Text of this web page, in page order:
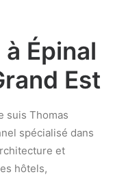
Épinal
Est
suis Thomas
spécialisé dans
et
hôtels,